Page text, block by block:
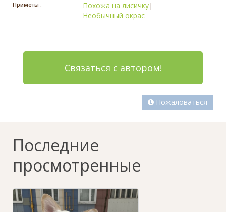
Приметы : Похожа на лисичку|
Необычный окрас
Связаться с автором!
Пожаловаться
Последние
просмотренные